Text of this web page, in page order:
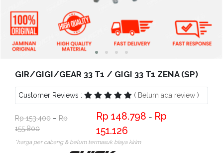
Kritik
dan
Saran
GIR/GIGI/GEAR 33 T1 / GIGI 33 T1 ZENA (SP)
Customer Reviews : ( Belum ada review )
153.400 −
155.800
148.798 −
151.126
*harga per cabang & belum termasuk biaya kirim